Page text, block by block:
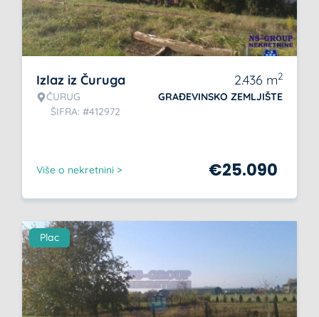
Izlaz iz Čuruga
ČURUG
ŠIFRA: #412972
2.436 m2
GRAĐEVINSKO ZEMLJIŠTE
Više o nekretnini > €25.090
Plac